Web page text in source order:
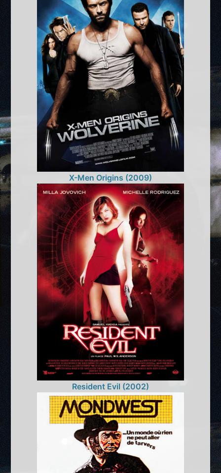
X-Men Origins (2009)
Resident Evil (2002)